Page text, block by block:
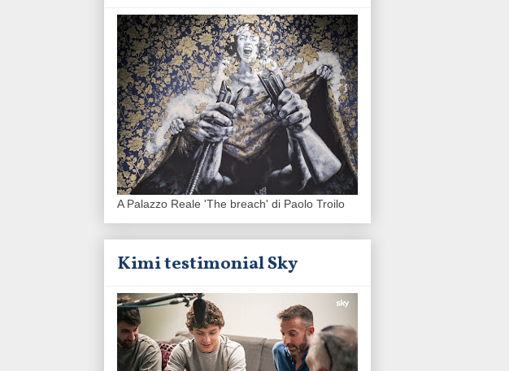
A Palazzo Reale 'The breach' di Paolo Troilo
Kimi testimonial Sky